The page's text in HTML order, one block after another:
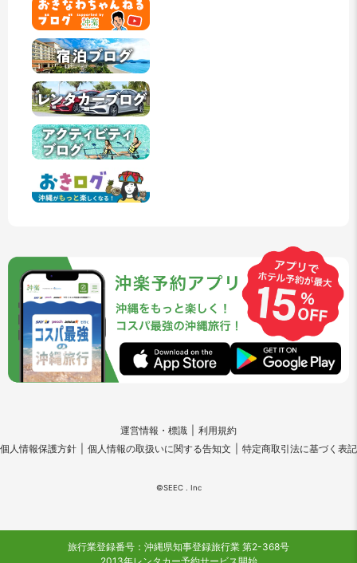
運営情報・標識
利用規約
個人情報保護方針
個人情報の取扱いに関する告知文 特定商取引法に基づく表記
©SEEC . Inc
旅行業登録番号：沖縄県知事登録旅行業 第2-368号